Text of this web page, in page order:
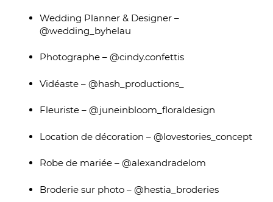
Wedding Planner & Designer –
@wedding_byhelau
Photographe – @cindy.confettis
Vidéaste – @hash_productions_
Fleuriste – @juneinbloom_floraldesign
Location de décoration – @lovestories_concept
Robe de mariée – @alexandradelom
Broderie sur photo – @hestia_broderies